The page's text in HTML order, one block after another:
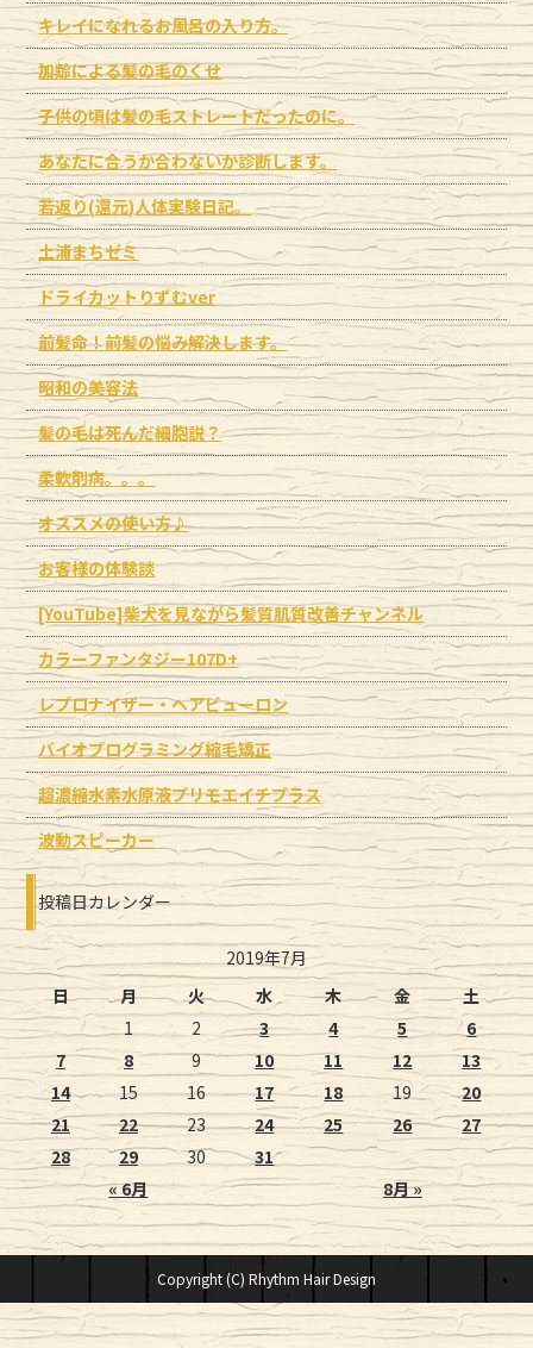
キレイになれるお風呂の入り方。
加齢による髪の毛のくせ
子供の頃は髪の毛ストレートだったのに。
あなたに合うか合わないか診断します。
若返り(還元)人体実験日記。
土浦まちゼミ
ドライカットりずむver
前髪命！前髪の悩み解決します。
昭和の美容法
髪の毛は死んだ細胞説？
柔軟剤病。。。
オススメの使い方♪
お客様の体験談
[YouTube]柴犬を見ながら髪質肌質改善チャンネル
カラーファンタジー107D+
レプロナイザー・ヘアビューロン
バイオプログラミング縮毛矯正
超濃縮水素水原液プリモエイチプラス
波動スピーカー
投稿日カレンダー
2019年7月
日
月 火 水 木 金 土
« 6月 8月 »
1 2 3 4 5
6
7
8 9 10 11 12
13
14
15 16 17 18 19
20
21
22 23 24 25 26
27
28
29 30 31
Copyright (C) Rhythm Hair Design